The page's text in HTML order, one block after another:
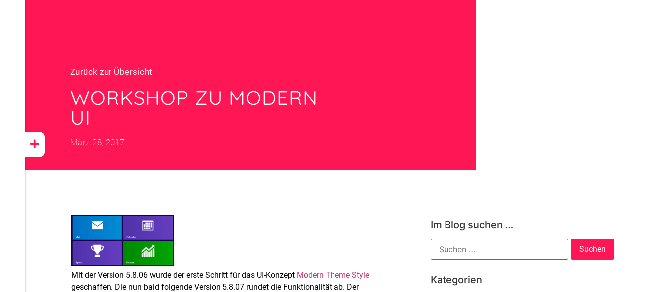
Zurück zur Übersicht
WORKSHOP ZU MODERN
UI
März 28, 2017
Mit der Version 5.8.06 wurde der erste Schritt für das UI-Konzept Modern Theme Style
geschaffen. Die nun bald folgende Version 5.8.07 rundet die Funktionalität ab. Der
Im Blog suchen …
Kategorien